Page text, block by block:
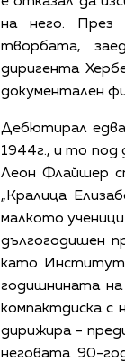
на него. През
творбата,
диригента
документален
Дебютирал
1944г., и то под
Леон Флайшер
„Кралица
малкото
дългогодишен
като
годишнината на
компактдиска с
дирижира –
неговата 90-